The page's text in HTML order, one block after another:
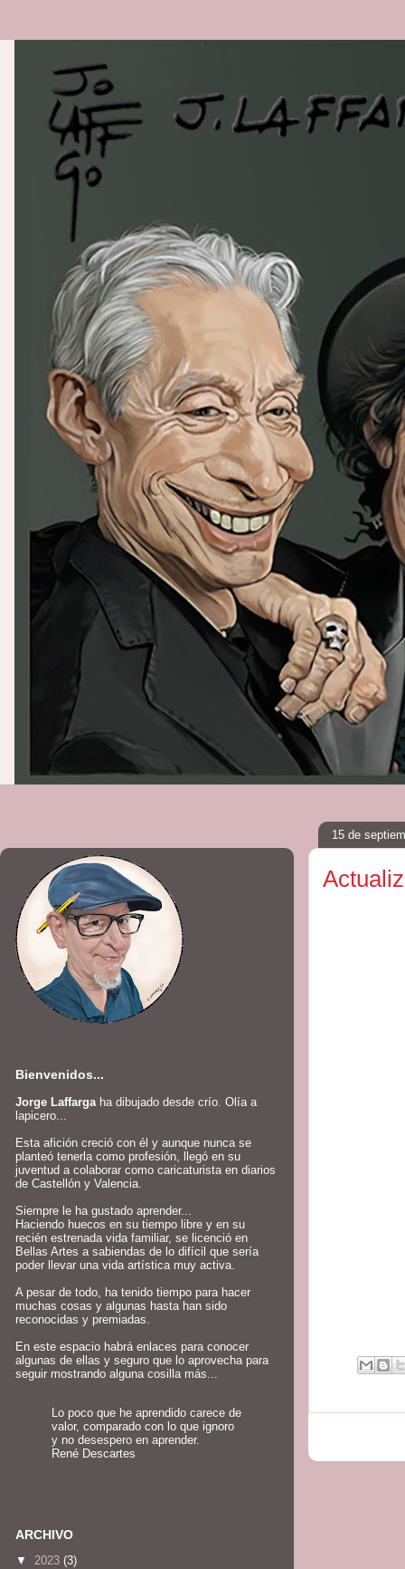
15 de
Bienvenidos...
Jorge Laffargaha dibujado desde crío. Olía a
lapicero...
Esta afición creció con él y aunque nunca se
planteó tenerla como profesión, llegó en su
juventud a colaborar como caricaturista en diarios
de Castellón y Valencia.
Siempre le ha gustado aprender...
Haciendo huecos en su tiempo libre y en su
recién estrenada vida familiar, se licenció en
Bellas Artes a sabiendas de lo difícil que sería
poder llevar una vida artística muy activa.
A pesar de todo, ha tenido tiempo para hacer
muchas cosas y algunas hasta han sido
reconocidas y premiadas.
En este espacio habrá enlaces para conocer
algunas de ellas y seguro que lo aprovecha para
seguir mostrando alguna cosilla más...
Lo poco que he aprendido carece de
valor, comparado con lo que ignoro
y no desespero en aprender.
René Descartes
ARCHIVO
▼ 2023 (3)